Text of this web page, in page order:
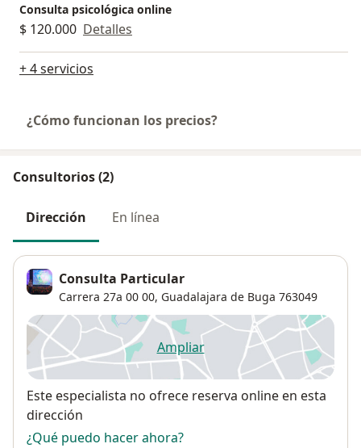
Consulta psicológica online
$ 120.000 Detalles
+ 4 servicios
¿Cómo funcionan los precios?
Consultorios (2)
Dirección En línea
Consulta Particular
Carrera 27a 00 00, Guadalajara de Buga 763049
Ampliarse abre en una nueva
Disponibilidad
Este especialista no ofrece reserva online en esta
dirección
¿Qué puedo hacer ahora?